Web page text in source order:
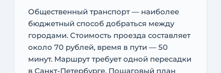
Общественный транспорт — наиболее
бюджетный способ добраться между
городами. Стоимость проезда составляет
около 70 рублей, время в пути — 50
минут. Маршрут требует одной пересадки
в Санкт-Петербурге. Пошаговый план